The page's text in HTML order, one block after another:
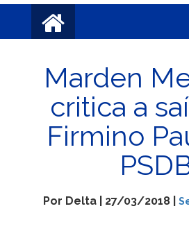
Marden
critica a
Firmino
Por Delta | 27/03/2018 |